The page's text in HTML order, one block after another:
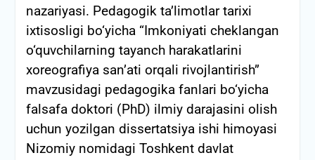
nazariyasi. Pedagogik ta’limotlar tarixi
ixtisosligi bo‘yicha “Imkoniyati cheklangan
o‘quvchilarning tayanch harakatlarini
xoreografiya san’ati orqali rivojlantirish”
mavzusidagi pedagogika fanlari bo‘yicha
falsafa doktori (PhD) ilmiy darajasini olish
uchun yozilgan dissertatsiya ishi himoyasi
Nizomiy nomidagi Toshkent davlat